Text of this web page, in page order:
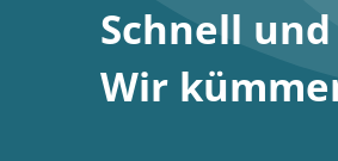
Schnell
Wir